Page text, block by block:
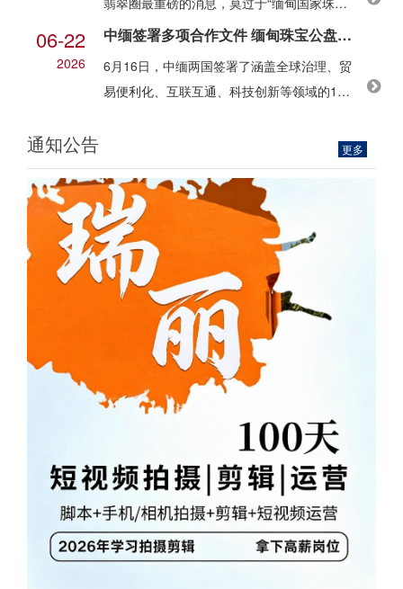
公盘”项目正式落户瑞丽姐告。这不仅是翡翠
06-22
2026
中缅签署多项合作文件 缅甸珠宝公盘落户瑞丽 边境产业合作再添新动能！
6月16日，中缅两国签署了涵盖全球治理、贸
易便利化、互联互通、科技创新等领域的18
在人民大会堂举行的欢迎仪式，并分别会见
了
通知公告 更多